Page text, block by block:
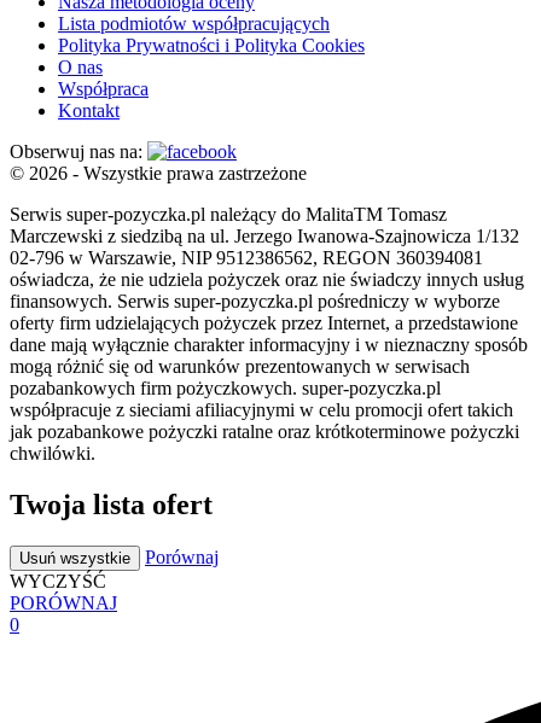
Lista podmiotów współpracujących
Polityka Prywatności i Polityka Cookies
O nas
Współpraca
Kontakt
Obserwuj nas na:
© 2026 - Wszystkie prawa zastrzeżone
Serwis super-pozyczka.pl należący do MalitaTM Tomasz
Marczewski z siedzibą na ul. Jerzego Iwanowa-Szajnowicza 1/132
02-796 w Warszawie, NIP 9512386562, REGON 360394081
oświadcza, że nie udziela pożyczek oraz nie świadczy innych usług
finansowych. Serwis super-pozyczka.pl pośredniczy w wyborze
oferty firm udzielających pożyczek przez Internet, a przedstawione
dane mają wyłącznie charakter informacyjny i w nieznaczny sposób
mogą różnić się od warunków prezentowanych w serwisach
pozabankowych firm pożyczkowych. super-pozyczka.pl
współpracuje z sieciami afiliacyjnymi w celu promocji ofert takich
jak pozabankowe pożyczki ratalne oraz krótkoterminowe pożyczki
chwilówki.
Twoja lista ofert
Usuń wszystkie
Porównaj
WYCZYŚĆ
PORÓWNAJ
0